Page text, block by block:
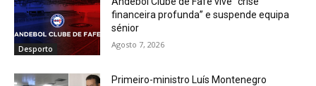
Desporto
financeira profunda” e suspende equipa
sénior
Agosto 7, 2026
Primeiro-ministro Luís Montenegro